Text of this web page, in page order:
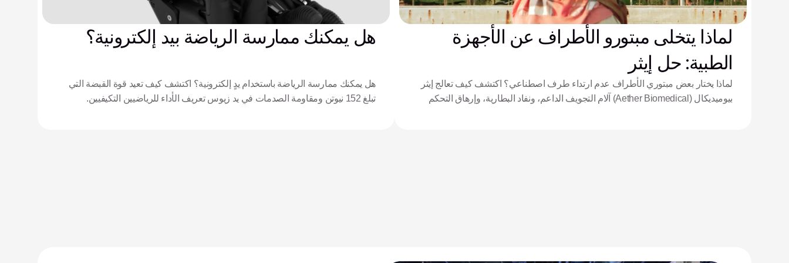
لماذا يتخلى مبتورو الأطراف عن الأجهزة
الطبية: حل إيثر
لماذا يختار بعض مبتوري الأطراف عدم ارتداء طرف اصطناعي؟ اكتشف كيف تعالج إيثر
بيوميديكال (Aether Biomedical) آلام التجويف الداعم، ونفاد البطارية، وإرهاق التحكم
هل يمكنك ممارسة الرياضة بيد إلكترونية؟
هل يمكنك ممارسة الرياضة باستخدام يدٍ إلكترونية؟ اكتشف كيف تعيد قوة القبضة التي
تبلغ 152 نيوتن ومقاومة الصدمات في يد زيوس تعريف الأداء للرياضيين التكيفيين.